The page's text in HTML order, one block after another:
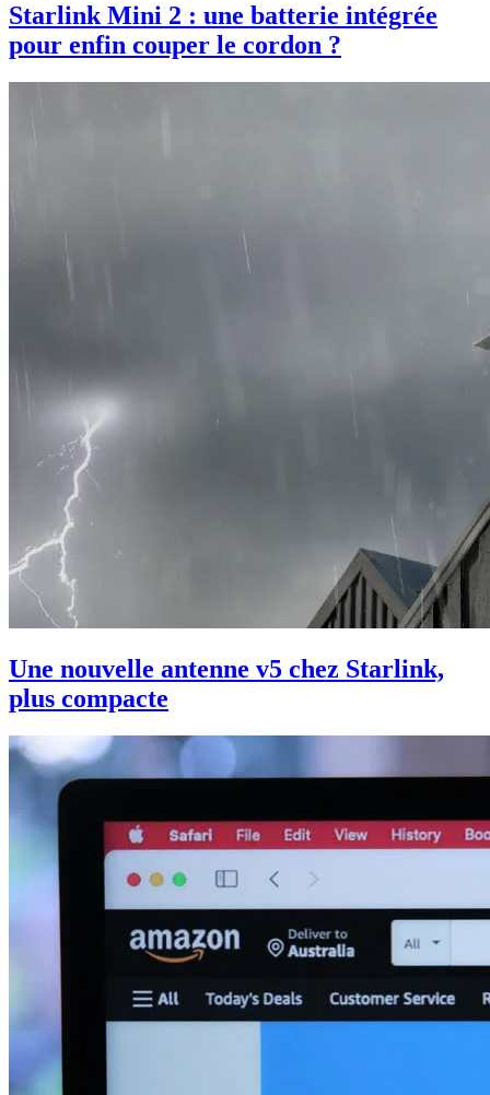
Starlink Mini 2 : une batterie intégrée
pour enfin couper le cordon ?
Une nouvelle antenne v5 chez Starlink,
plus compacte